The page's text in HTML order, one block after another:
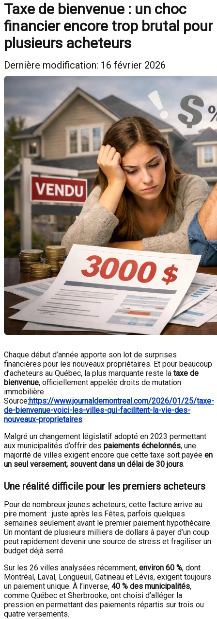
Taxe de bienvenue : un choc
financier encore trop brutal pour
plusieurs acheteurs
Dernière modification: 16 février 2026
Chaque début d’année apporte son lot de surprises
financières pour les nouveaux propriétaires. Et pour beaucoup
d’acheteurs au Québec, la plus marquante reste la taxe de
bienvenue, officiellement appelée droits de mutation
immobilière.
Source:https://www.journaldemontreal.com/2026/01/25/taxe-
de-bienvenue-voici-les-villes-qui-facilitent-la-vie-des-
nouveaux-proprietaires
Malgré un changement législatif adopté en 2023 permettant
aux municipalités d’offrir des paiements échelonnés, une
majorité de villes exigent encore que cette taxe soit payée en
un seul versement, souvent dans un délai de 30 jours.
Une réalité difficile pour les premiers acheteurs
Pour de nombreux jeunes acheteurs, cette facture arrive au
pire moment : juste après les Fêtes, parfois quelques
semaines seulement avant le premier paiement hypothécaire.
Un montant de plusieurs milliers de dollars à payer d’un coup
peut rapidement devenir une source de stress et fragiliser un
budget déjà serré.
Sur les 26 villes analysées récemment, environ 60 %, dont
Montréal, Laval, Longueuil, Gatineau et Lévis, exigent toujours
un paiement unique. À l’inverse, 40 % des municipalités,
comme Québec et Sherbrooke, ont choisi d’alléger la
pression en permettant des paiements répartis sur trois ou
quatre versements.